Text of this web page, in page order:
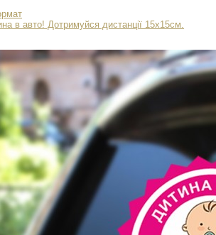
в авто! Дотримуйся дистанції 15х15см.